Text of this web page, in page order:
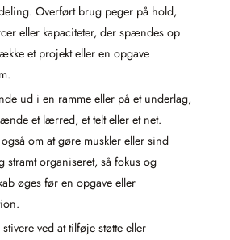
Overført brug peger på hold,
eller kapaciteter, der spændes op
et projekt eller en opgave
ud i en ramme eller på et underlag,
et lærred, et telt eller et net.
om at gøre muskler eller sind
stramt organiseret, så fokus og
øges før en opgave eller
ved at tilføje støtte eller